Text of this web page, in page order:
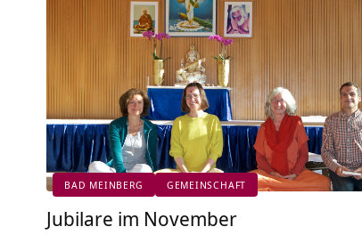
BAD MEINBERG GEMEINSCHAFT
Jubilare im November